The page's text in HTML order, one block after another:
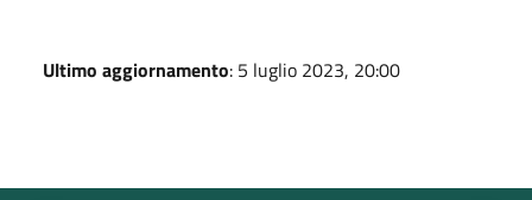
Ultimo aggiornamento: 5 luglio 2023, 20:00